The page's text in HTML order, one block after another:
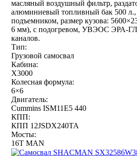
масляный воздушный фильтр,
алюминиевый топливный бак 500
подъемником, размер кузова:
6 мм), с подогревом, УВЭОС ЭРА-
каналов.
Тип:
Грузовой самосвал
Кабина:
X3000
Колесная формула:
6×6
Двигатель:
Cummins ISM11E5 440
КПП:
КПП 12JSDX240TA
Мосты:
16T MAN